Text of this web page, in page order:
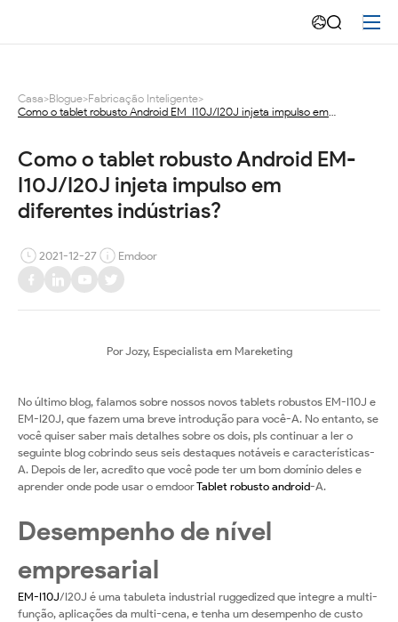
o
tablet
robusto
Android
EM-
injeta
impulso
indústrias?
Casa>Blogue>Fabricação Inteligente>
Como o tablet robusto Android EM-I10J/I20J injeta impulso em
Como o tablet robusto Android EM-
I10J/I20J injeta impulso em
diferentes indústrias?
2021-12-27 Emdoor
Por Jozy, Especialista em Mareketing
No último blog, falamos sobre nossos novos tablets robustos EM-I10J e
EM-I20J, que fazem uma breve introdução para você-A. No entanto, se
você quiser saber mais detalhes sobre os dois, pls continuar a ler o
seguinte blog cobrindo seus seis destaques notáveis e características-
A. Depois de ler, acredito que você pode ter um bom domínio deles e
aprender onde pode usar o emdoorTablet robusto android-A.
Desempenho de nível
empresarial
EM-I10J/I20J é uma tabuleta industrial ruggedized que integre a multi-
função, aplicações da multi-cena, e tenha um desempenho de custo